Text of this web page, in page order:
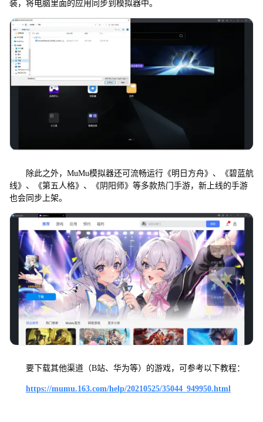
装，将电脑里面的应用同步到模拟器中。
除此之外，MuMu模拟器还可流畅运行《明日方舟》、《碧蓝航
线》、《第五人格》、《阴阳师》等多款热门手游，新上线的手游
也会同步上架。
要下载其他渠道（B站、华为等）的游戏，可参考以下教程：
https://mumu.163.com/help/20210525/35044_949950.html